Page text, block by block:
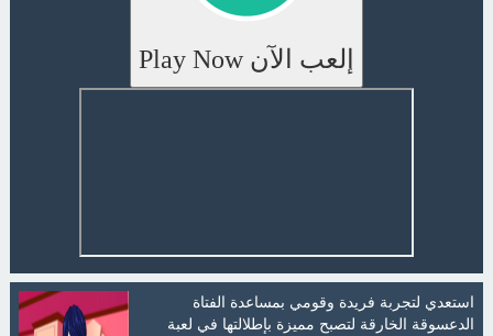
إلعب الآن Play Now
استعدي لتجربة فريدة وقومي بمساعدة الفتاة
الدعسوقة الخارقة لتصبح مميزة بإطلالتها في لعبة